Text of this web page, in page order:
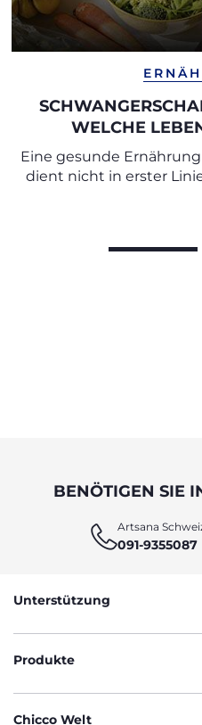
WELCHE
SOLLTEN
Eine gesunde
dient nicht in erster
BENÖTIGEN SIE
Artsana
091-9355087
Unterstützung
Produkte
Chicco Welt